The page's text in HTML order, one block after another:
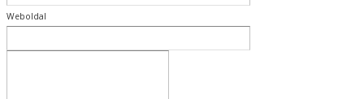
Weboldal